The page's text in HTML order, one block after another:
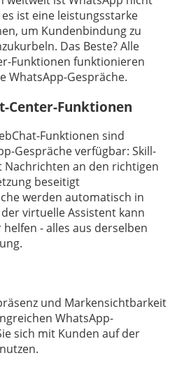
ist eine leistungsstarke
um Kundenbindung zu
Das Beste? Alle
Funktionen funktionieren
WhatsApp-Gespräche.
Center-Funktionen
Funktionen sind
Gespräche verfügbar: Skill-
an den richtigen
beseitigt
werden automatisch in
virtuelle Assistent kann
- alles aus derselben
und Markensichtbarkeit
WhatsApp-
sich mit Kunden auf der